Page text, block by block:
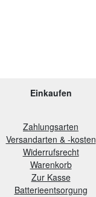
Einkaufen
Zahlungsarten
Versandarten & -kosten
Widerrufsrecht
Warenkorb
Zur Kasse
Batterieentsorgung